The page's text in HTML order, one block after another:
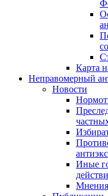
Карта
Неправомерный
Новости
Иные
Мнения